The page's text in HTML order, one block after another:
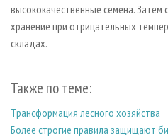
высококачественные семена. Затем
хранение при отрицательных
складах.
Также по теме:
Трансформация лесного хозяйства
Более строгие правила защищают